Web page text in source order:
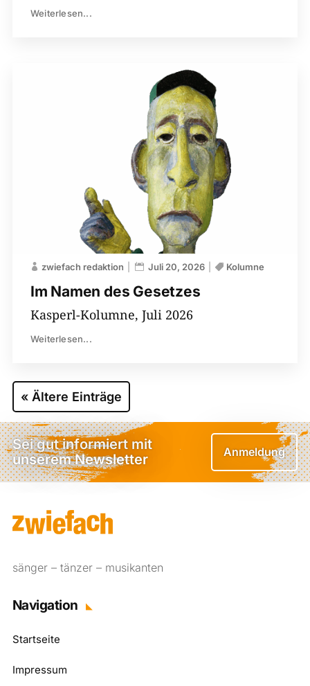
Weiterlesen...
Im Namen des Gesetzes
zwiefach redaktion Juli 20, 2026 Kolumne
Kasperl-Kolumne, Juli 2026
Weiterlesen...
« Ältere Einträge
Sei gut informiert mit
unserem Newsletter
Anmeldung
sänger – tänzer – musikanten
Navigation
Startseite
Impressum